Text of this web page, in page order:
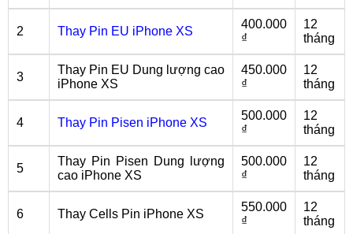
2 Thay Pin EU iPhone XS
400.000
₫
12
tháng
3
Thay Pin EU Dung lượng cao
iPhone XS
450.000
₫
12
tháng
4 Thay Pin Pisen iPhone XS
500.000
₫
12
tháng
5
Thay Pin Pisen Dung lượng
cao iPhone XS
500.000
₫
12
tháng
6 Thay Cells Pin iPhone XS
550.000
₫
12
tháng